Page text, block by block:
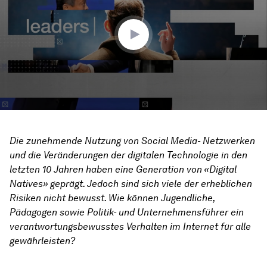
minutes,
Die zunehmende Nutzung von Social Media- Netzwerken
und die Veränderungen der digitalen Technologie in den
letzten 10 Jahren haben eine Generation von «Digital
Natives» geprägt. Jedoch sind sich viele der erheblichen
Risiken nicht bewusst. Wie können Jugendliche,
Pädagogen sowie Politik- und Unternehmensführer ein
verantwortungsbewusstes Verhalten im Internet für alle
gewährleisten?